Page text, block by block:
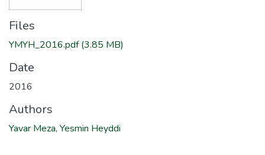
Files
YMYH_2016.pdf(3.85 MB)
Date
2016
Authors
Yavar Meza, Yesmin Heyddi